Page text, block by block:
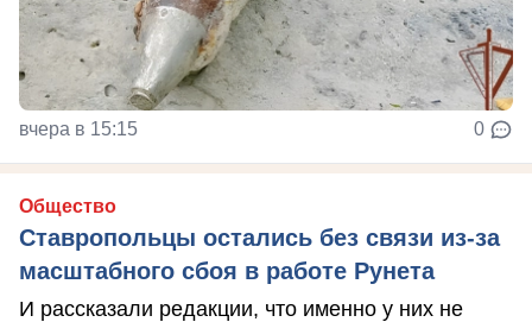
вчера в 15:15 0
Общество
Ставропольцы остались без связи из-за
масштабного сбоя в работе Рунета
И рассказали редакции, что именно у них не